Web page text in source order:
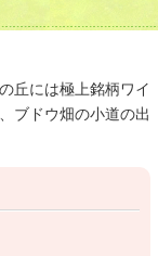
丘には極上銘柄ワイ
ブドウ畑の小道の出